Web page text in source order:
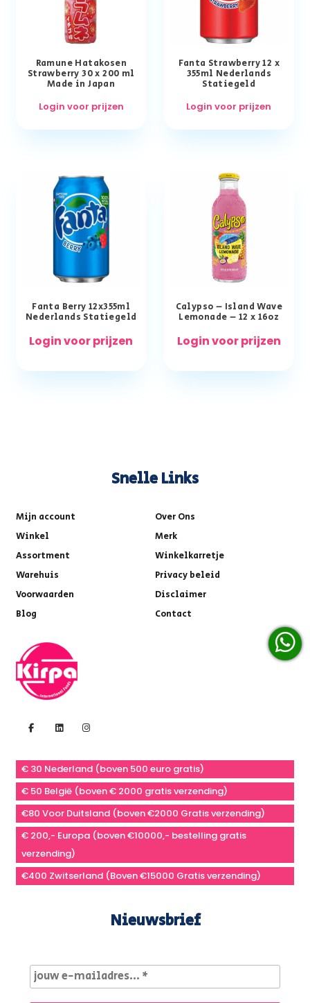
Ramune Hatakosen
Strawberry 30 x 200 ml
Made in Japan
Login voor prijzen
Fanta Strawberry 12 x
355ml Nederlands
Statiegeld
Login voor prijzen
Fanta Berry 12x355ml
Nederlands Statiegeld
Login voor prijzen
Calypso – Island Wave
Lemonade – 12 x 16oz
Login voor prijzen
Snelle Links
Mijn account
Over Ons
Winkel
Merk
Assortment
Winkelkarretje
Warehuis
Privacy beleid
Voorwaarden
Disclaimer
Blog
Contact
€ 30 Nederland (boven 500 euro gratis)
€ 50 België (boven € 2000 gratis verzending)
€80 Voor Duitsland (boven €2000 Gratis verzending)
€ 200,- Europa (boven €10000,- bestelling gratis
verzending)
€400 Zwitserland (Boven €15000 Gratis verzending)
Nieuwsbrief